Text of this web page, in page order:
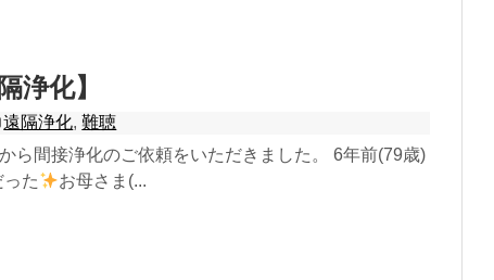
浄化】
遠隔浄化,難聴
ら間接浄化のご依頼をいただきました。 6年前(79歳)
た
お母さま(...